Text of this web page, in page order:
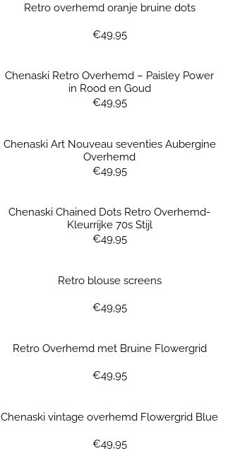
Retro overhemd oranje bruine dots
Prijs: 49,95
€49,95
Chenaski Retro Overhemd – Paisley Power
in Rood en Goud
Prijs: 49,95
€49,95
Chenaski Art Nouveau seventies Aubergine
Overhemd
Prijs: 49,95
€49,95
Chenaski Chained Dots Retro Overhemd-
Kleurrijke 70s Stijl
Prijs: 49,95
€49,95
Retro blouse screens
Prijs: 49,95
€49,95
Retro Overhemd met Bruine Flowergrid
Prijs: 49,95
€49,95
Chenaski vintage overhemd Flowergrid Blue
Prijs: 49,95
€49,95